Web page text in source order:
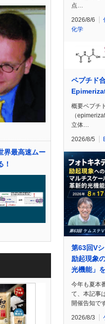
界最高速ムー
！
点…
2026/8/6
化学
ペプチド
概要ペプチ
（
立体…
2026/8/5
第63回V
励起現象
光機能」
今年も夏本
て、本記事
開催告知で
2026/8/3